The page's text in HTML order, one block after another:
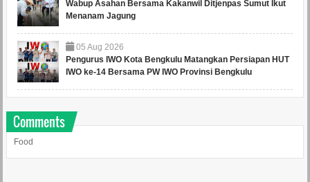
Wabup Asahan Bersama Kakanwil Ditjenpas Sumut Ikut
Menanam Jagung
05 Aug 2026
Pengurus IWO Kota Bengkulu Matangkan Persiapan HUT
IWO ke-14 Bersama PW IWO Provinsi Bengkulu
Comments
Food